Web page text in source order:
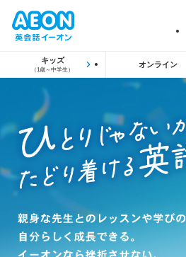
キッズ
（1歳～中学生）
オンライン